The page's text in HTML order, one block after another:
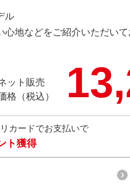
ル
地などをご紹介いただいて
ット販売
格（税込）
カードでお支払いで
ト獲得